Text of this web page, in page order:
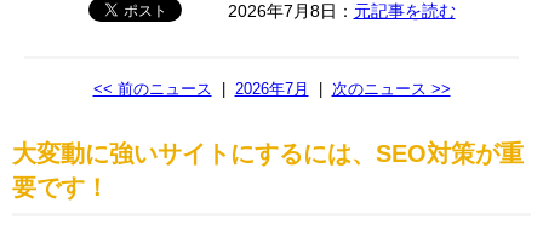
2026年7月8日： 元記事を読む
<< 前のニュース 2026年7月 次のニュース >>
大変動に強いサイトにするには、SEO対策が重
要です！